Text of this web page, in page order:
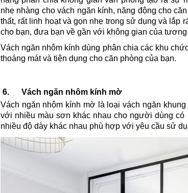
nhẹ nhàng cho vách ngăn kính, năng động cho
thất, rất linh hoạt và gọn nhẹ trong sử dụng và lắp
cho bạn, đưa bạn về gần với không gian của tương
Vách ngăn nhôm kính dùng phân chia các khu
thoáng mát và tiện dụng cho căn phòng của bạn.
6. Vách ngăn nhôm kính mờ
Vách ngăn nhôm kính mờ là loại vách ngăn
với nhiều màu sơn khác nhau cho người dùng
nhiều độ dày khác nhau phù hợp với yêu cầu sử